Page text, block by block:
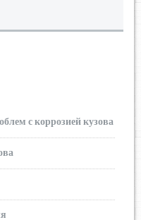
с коррозией кузова